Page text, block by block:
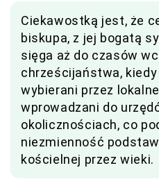
Ciekawostką jest, że
biskupa, z jej bogatą
sięga aż do czasów
chrześcijaństwa,
wybierani przez
wprowadzani do
okolicznościach, co
niezmienność
kościelnej przez wieki.